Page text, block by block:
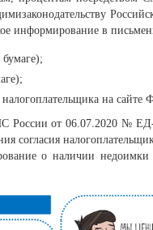
информирование в
на
России от 06.07.2020 №
согласия
о наличии